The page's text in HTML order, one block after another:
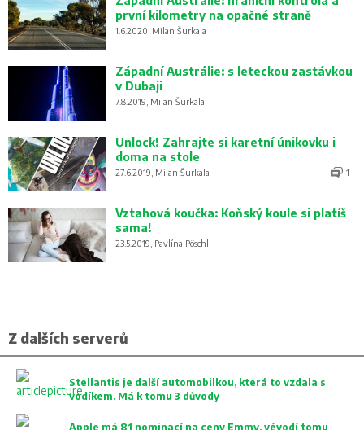
první kilometry na opačné straně
1.6.2020, Milan Šurkala
Západní Austrálie: s leteckou zastávkou
v Dubaji
7.8.2019, Milan Šurkala
Unlock! Zahrajte si karetní únikovku i
doma na stole
27.6.2019, Milan Šurkala 1
Vztahová koučka: Koňský koule si platíš
sama!
23.5.2019, Pavlína Pöschl
Z dalších serverů
Stellantis je další automobilkou, která to vzdala s
vodíkem. Má k tomu 3 důvody
Apple má 81 nominací na ceny Emmy, vévodí tomu